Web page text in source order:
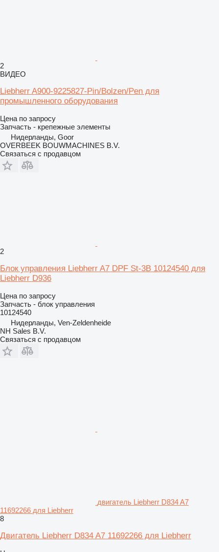
2
ВИДЕО
Liebherr A900-9225827-Pin/Bolzen/Pen для
промышленного оборудования
Цена по запросу
Запчасть - крепежные элементы
Нидерланды, Goor
OVERBEEK BOUWMACHINES B.V.
Связаться с продавцом
2
Блок управления Liebherr A7 DPF St-3B 10124540 для
Liebherr D936
Цена по запросу
Запчасть - блок управления
10124540
Нидерланды, Ven-Zeldenheide
NH Sales B.V.
Связаться с продавцом
двигатель Liebherr D834 A7
11692266 для Liebherr
8
Двигатель Liebherr D834 A7 11692266 для Liebherr